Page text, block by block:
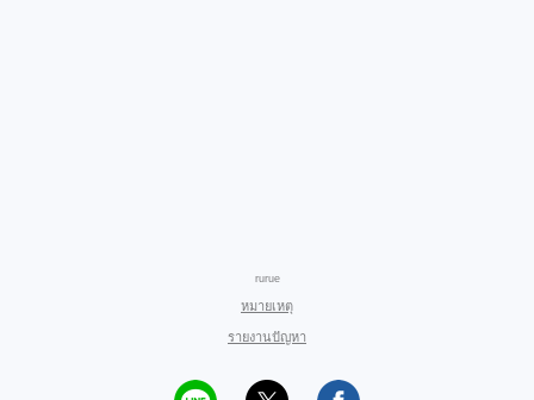
rurue
หมายเหตุ
รายงานปัญหา